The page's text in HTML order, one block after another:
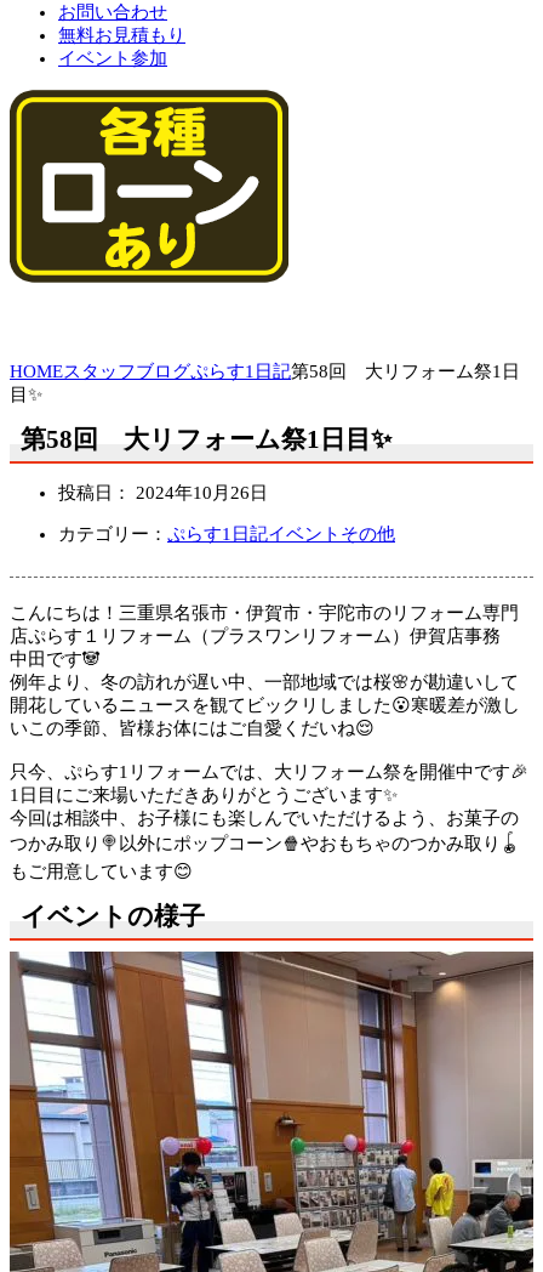
お問い合わせ
無料お見積もり
イベント参加
HOMEスタッフブログぷらす1日記第58回 大リフォーム祭1日
目✨
第58回 大リフォーム祭1日目✨
投稿日： 2024年10月26日
カテゴリー： ぷらす1日記イベント その他
こんにちは！三重県名張市・伊賀市・宇陀市のリフォーム専門
店ぷらす１リフォーム（プラスワンリフォーム）伊賀店事務
中田です🐼
例年より、冬の訪れが遅い中、一部地域では桜🌸が勘違いして
開花しているニュースを観てビックリしました😮寒暖差が激し
いこの季節、皆様お体にはご自愛くだいね😌
只今、ぷらす1リフォームでは、大リフォーム祭を開催中です🎉
1日目にご来場いただきありがとうございます✨
今回は相談中、お子様にも楽しんでいただけるよう、お菓子の
つかみ取り🍭以外にポップコーン🍿やおもちゃのつかみ取り🪀
もご用意しています😊
イベントの様子